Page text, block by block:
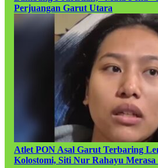
Perjuangan Garut Utara
Atlet PON Asal Garut Terbaring
Kolostomi, Siti Nur Rahayu